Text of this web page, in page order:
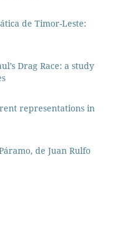
de Timor-Leste:
Drag Race: a study
representations in
de Juan Rulfo